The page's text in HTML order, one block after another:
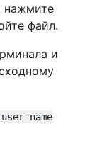
нажмите
файл.
и
name